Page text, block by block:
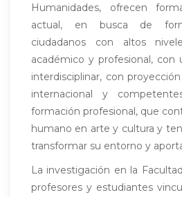
Humanidades, ofrecen
actual, en busca de
ciudadanos con altos
académico y profesional, con
interdisciplinar, con
internacional y
formación profesional, que
humano en arte y cultura y
transformar su entorno y
La investigación en la
profesores y estudiantes